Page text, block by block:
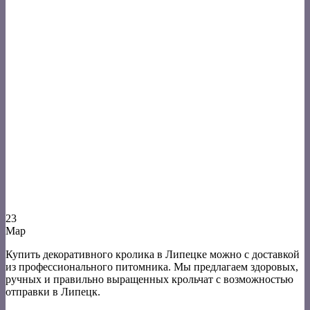
23
Мар
Купить декоративного кролика в Липецке можно с доставкой
из профессионального питомника. Мы предлагаем здоровых,
ручных и правильно выращенных крольчат с возможностью
отправки в Липецк.